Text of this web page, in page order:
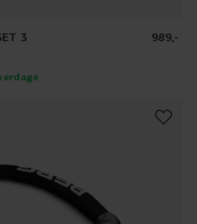
3 989,-